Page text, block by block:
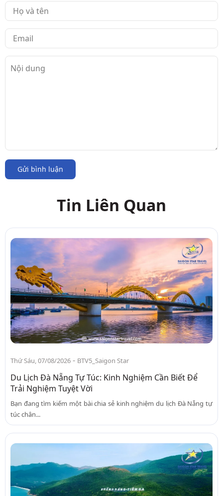
Gửi bình luận
Tin Liên Quan
Thứ Sáu, 07/08/2026 - BTV5_Saigon Star
Du Lịch Đà Nẵng Tự Túc: Kinh Nghiệm Cần Biết Để
Trải Nghiệm Tuyệt Vời
Bạn đang tìm kiếm một bài chia sẻ kinh nghiệm du lịch Đà Nẵng tự
túc chân...